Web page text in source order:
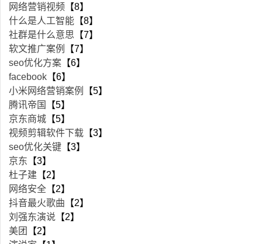
网络营销视频 【8】
什么是人工智能 【8】
社群是什么意思 【7】
软文推广案例
【7】
seo优化方案 【6】
facebook 【6】
小米网络营销案例
【5】
腾讯帝国
【5】
京东商城 【5】
视频剪辑软件下载 【3】
seo优化关键 【3】
京东 【3】
杜子建 【2】
网络安全 【2】
抖音最火歌曲 【2】
刘强东演说 【2】
美团
【2】